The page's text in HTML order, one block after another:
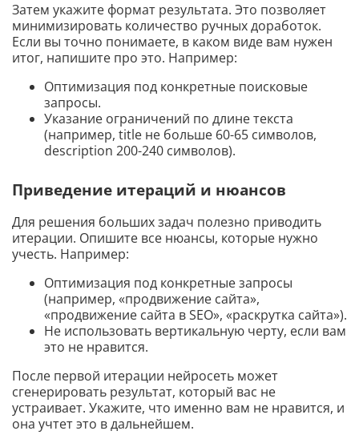
Затем укажите формат результата. Это позволяет
минимизировать количество ручных доработок.
Если вы точно понимаете, в каком виде вам нужен
итог, напишите про это. Например:
Оптимизация под конкретные поисковые
запросы.
Указание ограничений по длине текста
(например, title не больше 60-65 символов,
description 200-240 символов).
Приведение итераций и нюансов
Для решения больших задач полезно приводить
итерации. Опишите все нюансы, которые нужно
учесть. Например:
Оптимизация под конкретные запросы
(например, «продвижение сайта»,
«продвижение сайта в SEO», «раскрутка сайта»).
Не использовать вертикальную черту, если вам
это не нравится.
После первой итерации нейросеть может
сгенерировать результат, который вас не
устраивает. Укажите, что именно вам не нравится, и
она учтет это в дальнейшем.